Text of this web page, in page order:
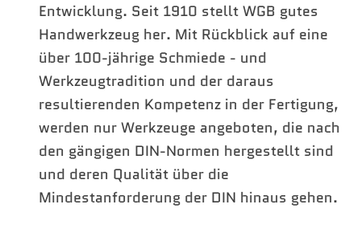
Entwicklung. Seit 1910 stellt WGB gutes
Handwerkzeug her. Mit Rückblick auf eine
über 100-jährige Schmiede - und
Werkzeugtradition und der daraus
resultierenden Kompetenz in der Fertigung,
werden nur Werkzeuge angeboten, die nach
den gängigen DIN-Normen hergestellt sind
und deren Qualität über die
Mindestanforderung der DIN hinaus gehen.